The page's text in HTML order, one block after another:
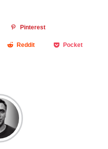
Pinterest
Reddit Pocket